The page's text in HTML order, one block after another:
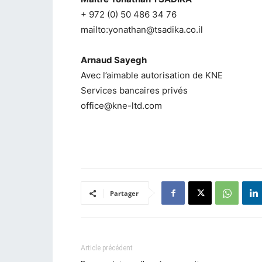
+ 972 (0) 50 486 34 76
mailto:yonathan@tsadika.co.il
Arnaud Sayegh
Avec l’aimable autorisation de KNE
Services bancaires privés
office@kne-ltd.com
Partager
Article précédent